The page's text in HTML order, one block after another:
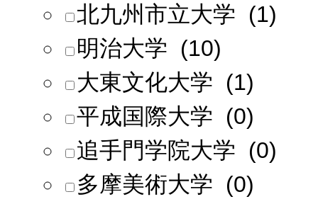
北九州市立大学 (1)
明治大学 (10)
大東文化大学 (1)
平成国際大学 (0)
追手門学院大学 (0)
多摩美術大学 (0)